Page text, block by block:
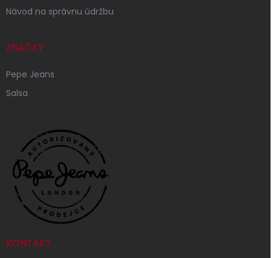
Návod na správnu údržbu
ZNAČKY
Pepe Jeans
Salsa
KONTAKT